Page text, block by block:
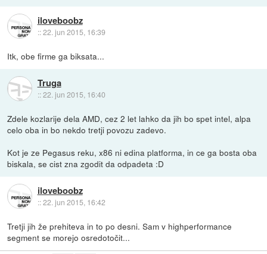
iloveboobz
::22. jun 2015, 16:39
Itk, obe firme ga biksata...
Truga
::22. jun 2015, 16:40
Zdele kozlarije dela AMD, cez 2 let lahko da jih bo spet intel, alpa
celo oba in bo nekdo tretji povozu zadevo.
Kot je ze Pegasus reku, x86 ni edina platforma, in ce ga bosta oba
biskala, se cist zna zgodit da odpadeta :D
iloveboobz
::22. jun 2015, 16:42
Tretji jih že prehiteva in to po desni. Sam v highperformance
segment se morejo osredotočit...